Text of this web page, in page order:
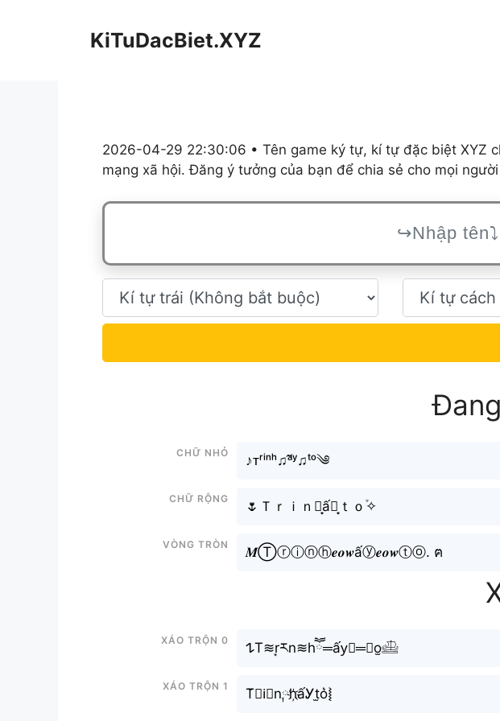
KiTuDacBiet.XYZ
2026-04-29 22:30:06 • Tên game ký tự, kí tự đặc biệt XYZ
mạng xã hội. Đăng ý tưởng của bạn để chia sẻ cho mọi
Chữ nhỏ
♪ᴛʳⁱⁿʰ♫ᵃ̂́ʸ♫ᵗᵒ༄
Chữ rộng
🌷Ｔｒｉｎｈ͙ấｙ͙ｔｏ֒✧
Vòng tròn
𝑴Ⓣⓡⓘⓝⓗ𝒆𝒐𝒘ấⓨ𝒆𝒐𝒘ⓣⓞ. ฅ
Xáo trộn 0
𐰁T≋r͙རn≋hཽ═ấy⃟═🅣o̫𓊝
Xáo trộn 1
T̆𝓻i⃕n༙h҉ấᎩt̫o͛⦚